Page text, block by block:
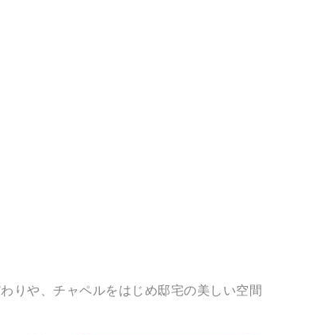
りや、チャペルをはじめ邸宅の美しい空間